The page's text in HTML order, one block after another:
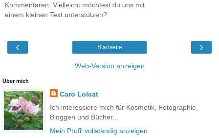
Kommentaren. Vielleicht möchtest du uns mit
einem kleinen Text unterstützen?
‹ ›
Startseite
Web-Version anzeigen
Über mich
Caro Lolcat
Ich interessiere mich für Kosmetik, Fotographie,
Bloggen und Bücher...
Mein Profil vollständig anzeigen